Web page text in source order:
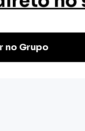
de Terapia de Casal
através
já!